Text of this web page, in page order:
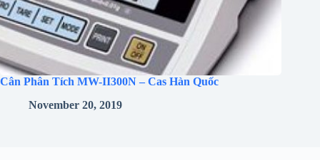
Cân Phân Tích MW-II300N – Cas Hàn Quốc
November 20, 2019